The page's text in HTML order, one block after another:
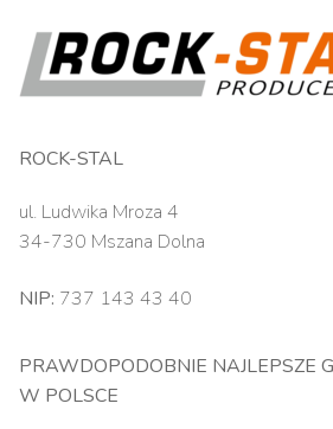
ROCK-STAL
ul. Ludwika Mroza 4
34-730 Mszana Dolna
NIP: 737 143 43 40
PRAWDOPODOBNIE NAJLEPSZE
W POLSCE